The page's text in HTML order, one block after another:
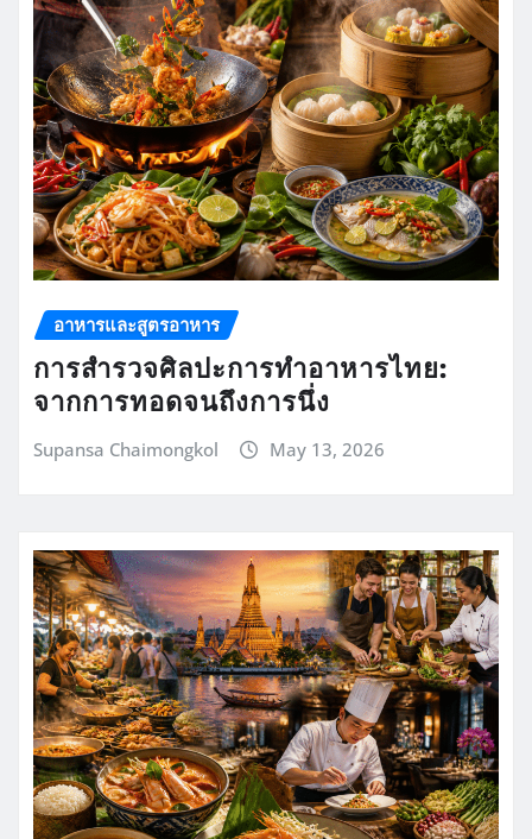
อาหารและสูตรอาหาร
การสำรวจศิลปะการทำอาหารไทย:
จากการทอดจนถึงการนึ่ง
Supansa Chaimongkol May 13, 2026